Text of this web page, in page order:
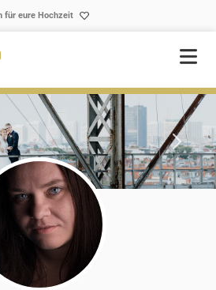
für eure Hochzeit